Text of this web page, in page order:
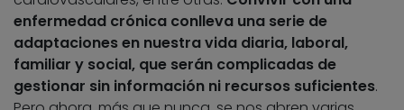
enfermedad crónica conlleva una serie de
adaptaciones en nuestra vida diaria, laboral,
familiar y social, que serán complicadas de
gestionar sin información ni recursos suficientes.